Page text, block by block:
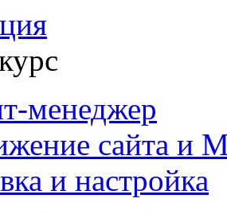
менеджер
сайта и
и настройка